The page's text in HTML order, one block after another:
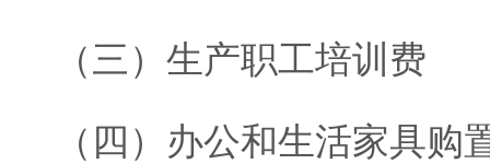
（三）生产职工培训费
（四）办公和生活家具购